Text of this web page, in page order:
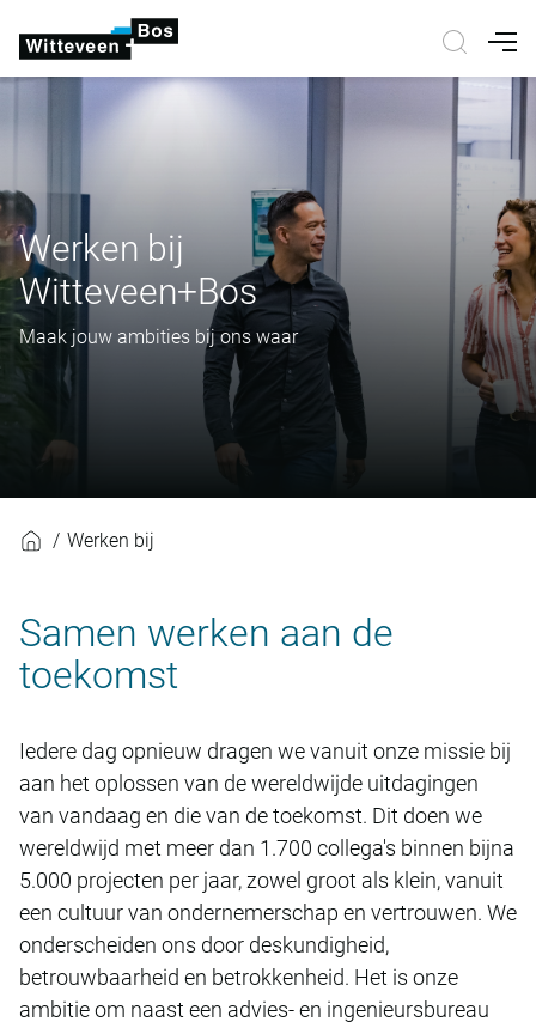
Werken bij
Witteveen+Bos
Maak jouw ambities bij ons waar
Witteveen+Bos
Werken bij
Samen werken aan de
toekomst
Iedere dag opnieuw dragen we vanuit onze missie bij
aan het oplossen van de wereldwijde uitdagingen
van vandaag en die van de toekomst. Dit doen we
wereldwijd met meer dan 1.700 collega's binnen bijna
5.000 projecten per jaar, zowel groot als klein, vanuit
een cultuur van ondernemerschap en vertrouwen. We
onderscheiden ons door deskundigheid,
betrouwbaarheid en betrokkenheid. Het is onze
ambitie om naast een advies- en ingenieursbureau